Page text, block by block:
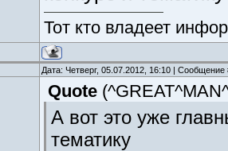
Тот кто владеет
Дата: Четверг, 05.07.2012, 16:10 |
Quote (
А вот это уже
тематику